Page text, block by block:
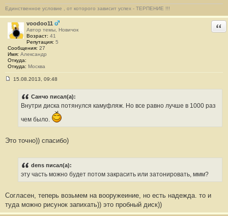
б
щ
е
н
и
е
#
7
Единственное условие , от которого зависит успех - ТЕРПЕНИЕ !!!
voodoo11
Автор темы, Новичок
Возраст: 41
Репутация: 5
Сообщения: 27
Имя: Александр
Откуда:
Откуда: Москва
#
8
15.08.2013, 09:48
Санчо писал(а):
Внутри диска потянулся камуфляж. Но все равно лучше в 1000 раз
чем было.
Это точно)) спасибо)
dens писал(а):
эту часть можно будет потом закрасить или затонировать, ммм?
Согласен, теперь возьмем на вооружеиние, но есть надежда. то и
туда можно рисунок запихать)) это пробный диск))